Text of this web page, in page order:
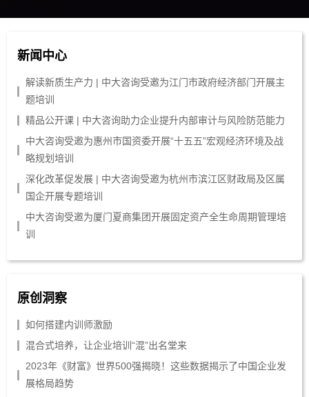
新闻中心
解读新质生产力 | 中大咨询受邀为江门市政府经济部门开展主
题培训
精品公开课 | 中大咨询助力企业提升内部审计与风险防范能力
中大咨询受邀为惠州市国资委开展“十五五”宏观经济环境及战
略规划培训
深化改革促发展 | 中大咨询受邀为杭州市滨江区财政局及区属
国企开展专题培训
中大咨询受邀为厦门夏商集团开展固定资产全生命周期管理培
训
原创洞察
如何搭建内训师激励
混合式培养，让企业培训“混”出名堂来
2023年《财富》世界500强揭晓！这些数据揭示了中国企业发
展格局趋势